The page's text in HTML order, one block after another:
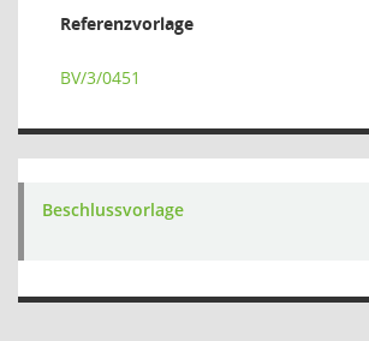
Referenzvorlage
BV/3/0451
Beschlussvorlage